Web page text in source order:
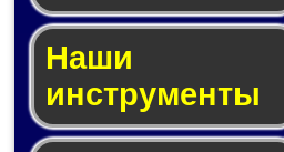
Наши
инструменты